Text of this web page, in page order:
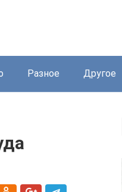
Разное Другое